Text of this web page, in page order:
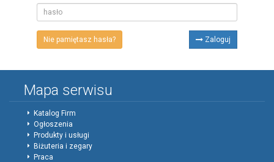
Zaloguj
Nie pamiętasz hasła?
Mapa serwisu
Katalog Firm
Ogłoszenia
Produkty i usługi
Biżuteria i zegary
Praca